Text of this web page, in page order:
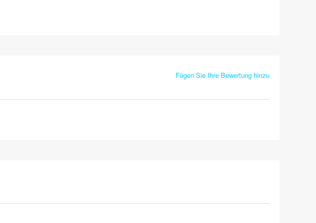
Fügen Sie Ihre Bewertung hinzu